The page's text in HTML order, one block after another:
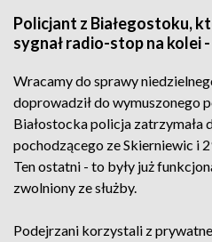
Policjant z Białegostoku,
sygnał radio-stop na kolei
Wracamy do sprawy
doprowadził do wymuszonego
Białostocka policja zatrzymała
pochodzącego ze Skierniewic i
Ten ostatni - to były już
zwolniony ze służby.
Podejrzani korzystali z